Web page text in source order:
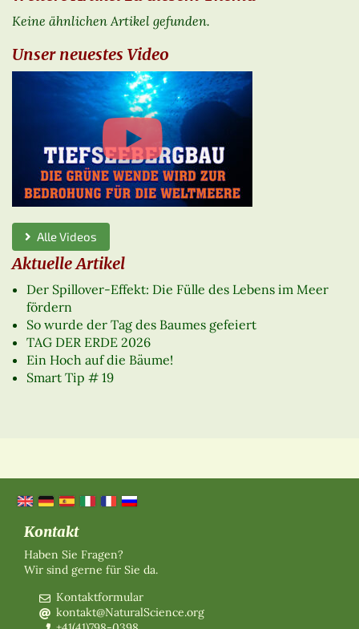
Keine ähnlichen Artikel gefunden.
Unser neuestes Video
Alle Videos
Aktuelle Artikel
Der Spillover-Effekt: Die Fülle des Lebens im Meer
fördern
So wurde der Tag des Baumes gefeiert
TAG DER ERDE 2026
Ein Hoch auf die Bäume!
Smart Tip # 19
Kontakt
Haben Sie Fragen?
Wir sind gerne für Sie da.
Kontaktformular
kontakt@NaturalScience.org